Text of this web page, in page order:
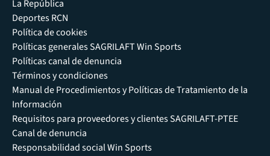
La República
Deportes RCN
Política de cookies
Políticas generales SAGRILAFT Win Sports
Políticas canal de denuncia
Términos y condiciones
Manual de Procedimientos y Políticas de Tratamiento de la
Información
Requisitos para proveedores y clientes SAGRILAFT-PTEE
Canal de denuncia
Responsabilidad social Win Sports